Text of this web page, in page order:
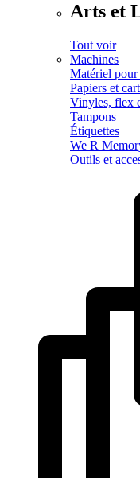
Arts et
Tout voir
Machines
Matériel
Papiers et
Vinyles, flex
Tampons
Étiquettes
We R
Outils et